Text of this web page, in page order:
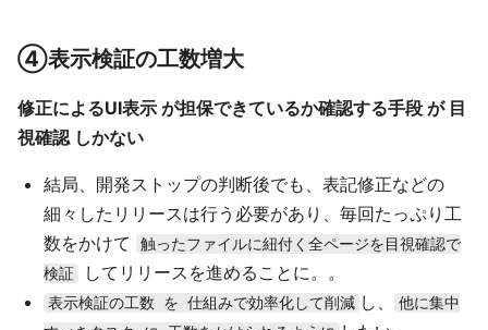
④表示検証の工数増大
修正によるUI表示 が担保できているか確認する手段 が 目
視確認 しかない
結局、開発ストップの判断後でも、表記修正などの
細々したリリースは行う必要があり、毎回たっぷり工
数をかけて
触ったファイルに紐付く全ページを目視確認で
検証
してリリースを進めることに。。
表示検証の工数 を 仕組みで効率化して削減 し、
他に集中